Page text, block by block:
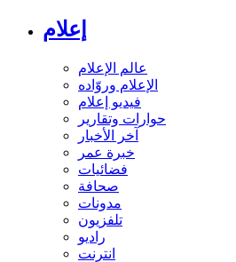
إعلام
عالم الإعلام
الإعلام وروّاده
فيديو إعلام
حوارات وتقارير
آخر الأخبار
خبرة عمر
فضائيات
صحافة
مدونات
تلفزيون
راديو
انترنت